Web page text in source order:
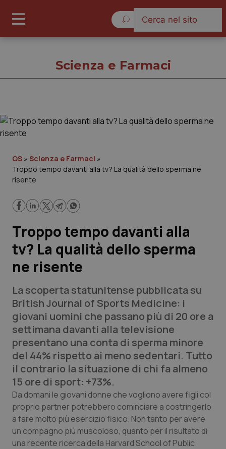
Governo e Parlamento
Regioni e Asl
Lavoro e Professioni
Scienza e Farmaci
Studi e Analisi
Lettere al direttore
Edizioni Regionali
QS Pro
Professionisti Sanitari.AI
Abruzzo
Basilicata
QS Pro Gold
Artrite & artrosi
QS Club Newsletter
Scienza e Farmaci
QS » Scienza e Farmaci »
Troppo tempo davanti alla tv? La qualità dello sperma ne
risente
Troppo tempo davanti alla
tv? La qualità dello sperma
ne risente
La scoperta statunitense pubblicata su
British Journal of Sports Medicine: i
giovani uomini che passano più di 20 ore a
settimana davanti alla televisione
presentano una conta di sperma minore
del 44% rispetto ai meno sedentari. Tutto
il contrario la situazione di chi fa almeno
15 ore di sport: +73%.
Da domani le giovani donne che vogliono avere figli col
proprio partner potrebbero cominciare a costringerlo
a fare molto più esercizio fisico. Non tanto per avere
un compagno più muscoloso, quanto per il risultato di
una recente ricerca della Harvard School of Public